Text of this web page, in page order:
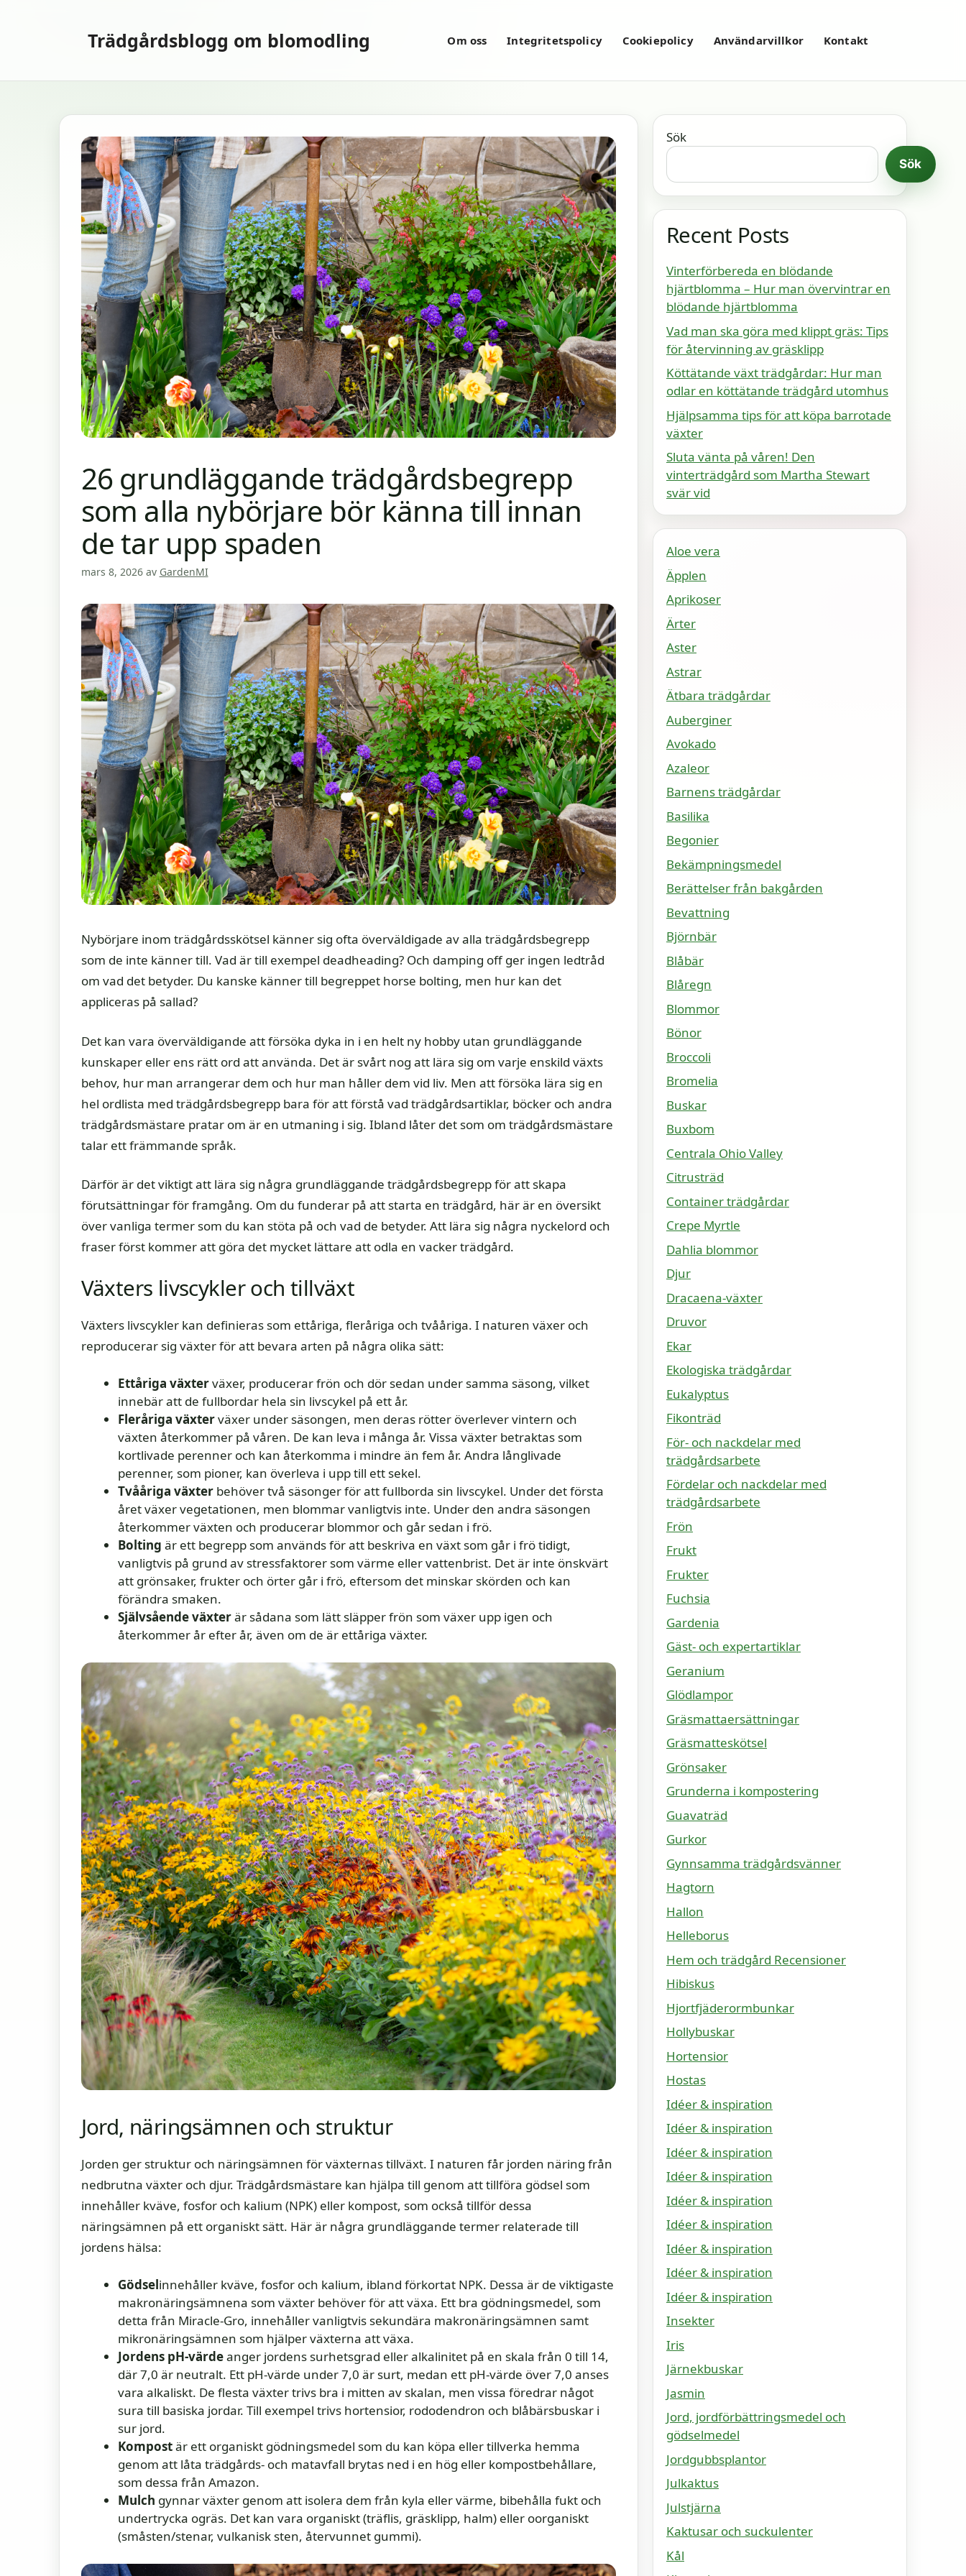
Trädgårdsblogg om blomodling Om oss Integritetspolicy Cookiepolicy Användarvillkor Kontakt
26 grundläggande trädgårdsbegrepp
som alla nybörjare bör känna till innan
de tar upp spaden
mars 8, 2026 av GardenMI
Nybörjare inom trädgårdsskötsel känner sig ofta överväldigade av alla trädgårdsbegrepp
som de inte känner till. Vad är till exempel deadheading? Och damping off ger ingen ledtråd
om vad det betyder. Du kanske känner till begreppet horse bolting, men hur kan det
appliceras på sallad?
Det kan vara överväldigande att försöka dyka in i en helt ny hobby utan grundläggande
kunskaper eller ens rätt ord att använda. Det är svårt nog att lära sig om varje enskild växts
behov, hur man arrangerar dem och hur man håller dem vid liv. Men att försöka lära sig en
hel ordlista med trädgårdsbegrepp bara för att förstå vad trädgårdsartiklar, böcker och andra
trädgårdsmästare pratar om är en utmaning i sig. Ibland låter det som om trädgårdsmästare
talar ett främmande språk.
Därför är det viktigt att lära sig några grundläggande trädgårdsbegrepp för att skapa
förutsättningar för framgång. Om du funderar på att starta en trädgård, här är en översikt
över vanliga termer som du kan stöta på och vad de betyder. Att lära sig några nyckelord och
fraser först kommer att göra det mycket lättare att odla en vacker trädgård.
Växters livscykler och tillväxt
Växters livscykler kan definieras som ettåriga, fleråriga och tvååriga. I naturen växer och
reproducerar sig växter för att bevara arten på några olika sätt:
Ettåriga växterväxer, producerar frön och dör sedan under samma säsong, vilket
innebär att de fullbordar hela sin livscykel på ett år.
Fleråriga växterväxer under säsongen, men deras rötter överlever vintern och
växten återkommer på våren. De kan leva i många år. Vissa växter betraktas som
kortlivade perenner och kan återkomma i mindre än fem år. Andra långlivade
perenner, som pioner, kan överleva i upp till ett sekel.
Tvååriga växterbehöver två säsonger för att fullborda sin livscykel. Under det första
året växer vegetationen, men blommar vanligtvis inte. Under den andra säsongen
återkommer växten och producerar blommor och går sedan i frö.
Bolting är ett begrepp som används för att beskriva en växt som går i frö tidigt,
vanligtvis på grund av stressfaktorer som värme eller vattenbrist. Det är inte önskvärt
att grönsaker, frukter och örter går i frö, eftersom det minskar skörden och kan
förändra smaken.
Självsående växterär sådana som lätt släpper frön som växer upp igen och
återkommer år efter år, även om de är ettåriga växter.
Jord, näringsämnen och struktur
Jorden ger struktur och näringsämnen för växternas tillväxt. I naturen får jorden näring från
nedbrutna växter och djur. Trädgårdsmästare kan hjälpa till genom att tillföra gödsel som
innehåller kväve, fosfor och kalium (NPK) eller kompost, som också tillför dessa
näringsämnen på ett organiskt sätt. Här är några grundläggande termer relaterade till
jordens hälsa:
Gödselinnehåller kväve, fosfor och kalium, ibland förkortat NPK. Dessa är de viktigaste
makronäringsämnena som växter behöver för att växa. Ett bra gödningsmedel, som
detta från Miracle-Gro, innehåller vanligtvis sekundära makronäringsämnen samt
mikronäringsämnen som hjälper växterna att växa.
Jordens pH-värdeanger jordens surhetsgrad eller alkalinitet på en skala från 0 till 14,
där 7,0 är neutralt. Ett pH-värde under 7,0 är surt, medan ett pH-värde över 7,0 anses
vara alkaliskt. De flesta växter trivs bra i mitten av skalan, men vissa föredrar något
sura till basiska jordar. Till exempel trivs hortensior, rododendron och blåbärsbuskar i
sur jord.
Kompostär ett organiskt gödningsmedel som du kan köpa eller tillverka hemma
genom att låta trädgårds- och matavfall brytas ned i en hög eller kompostbehållare,
som dessa från Amazon.
Mulch gynnar växter genom att isolera dem från kyla eller värme, bibehålla fukt och
undertrycka ogräs. Det kan vara organiskt (träflis, gräsklipp, halm) eller oorganiskt
(småsten/stenar, vulkanisk sten, återvunnet gummi).
Sök
Sök
Recent Posts
Vinterförbereda en blödande
hjärtblomma – Hur man övervintrar en
blödande hjärtblomma
Vad man ska göra med klippt gräs: Tips
för återvinning av gräsklipp
Köttätande växt trädgårdar: Hur man
odlar en köttätande trädgård utomhus
Hjälpsamma tips för att köpa barrotade
växter
Sluta vänta på våren! Den
vinterträdgård som Martha Stewart
svär vid
Aloe vera
Äpplen
Aprikoser
Ärter
Aster
Astrar
Ätbara trädgårdar
Auberginer
Avokado
Azaleor
Barnens trädgårdar
Basilika
Begonier
Bekämpningsmedel
Berättelser från bakgården
Bevattning
Björnbär
Blåbär
Blåregn
Blommor
Bönor
Broccoli
Bromelia
Buskar
Buxbom
Centrala Ohio Valley
Citrusträd
Container trädgårdar
Crepe Myrtle
Dahlia blommor
Djur
Dracaena-växter
Druvor
Ekar
Ekologiska trädgårdar
Eukalyptus
Fikonträd
För- och nackdelar med
trädgårdsarbete
Fördelar och nackdelar med
trädgårdsarbete
Frön
Frukt
Frukter
Fuchsia
Gardenia
Gäst- och expertartiklar
Geranium
Glödlampor
Gräsmattaersättningar
Gräsmatteskötsel
Grönsaker
Grunderna i kompostering
Guavaträd
Gurkor
Gynnsamma trädgårdsvänner
Hagtorn
Hallon
Helleborus
Hem och trädgård Recensioner
Hibiskus
Hjortfjäderormbunkar
Hollybuskar
Hortensior
Hostas
Idéer & inspiration
Idéer & inspiration
Idéer & inspiration
Idéer & inspiration
Idéer & inspiration
Idéer & inspiration
Idéer & inspiration
Idéer & inspiration
Idéer & inspiration
Insekter
Iris
Järnekbuskar
Jasmin
Jord, jordförbättringsmedel och
gödselmedel
Jordgubbsplantor
Julkaktus
Julstjärna
Kaktusar och suckulenter
Kål